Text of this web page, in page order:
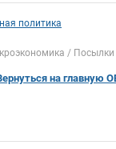
политика
Посылки
на главную